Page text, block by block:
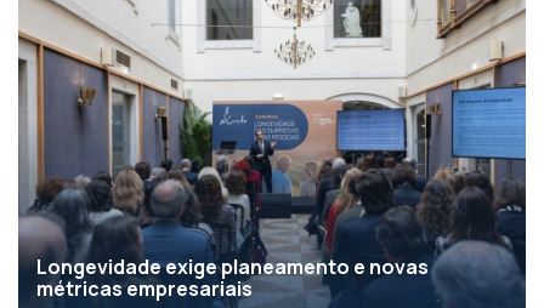
Longevidade exige planeamento e novas
métricas empresariais